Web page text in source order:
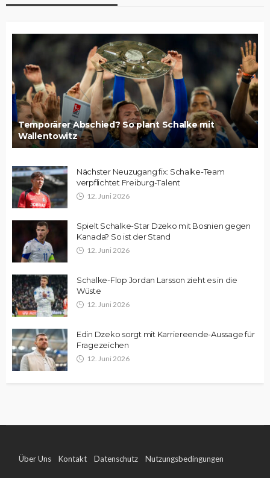
Temporärer Abschied? So plant Schalke mit
Wallentowitz
Nächster Neuzugang fix: Schalke-Team
verpflichtet Freiburg-Talent
12. Juni 2026
Spielt Schalke-Star Dzeko mit Bosnien gegen
Kanada? So ist der Stand
12. Juni 2026
Schalke-Flop Jordan Larsson zieht es in die
Wüste
12. Juni 2026
Edin Dzeko sorgt mit Karriereende-Aussage für
Fragezeichen
12. Juni 2026
Über Uns Kontakt Datenschutz Nutzungsbedingungen